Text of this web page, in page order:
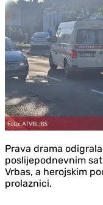
Prava drama
poslijepodnevnim
Vrbas, a herojskim
prolaznici.